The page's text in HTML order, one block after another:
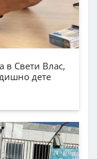
в Свети Влас,
дете